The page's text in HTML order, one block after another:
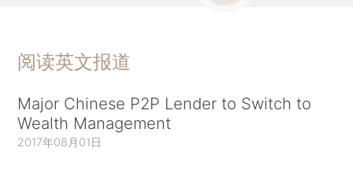
阅读英文报道
Major Chinese P2P Lender to Switch to
Wealth Management
2017年08月01日